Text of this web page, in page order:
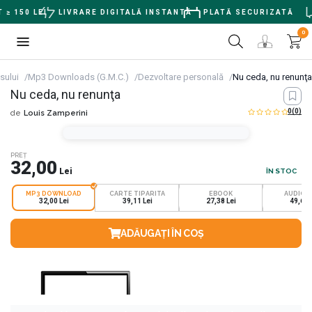
150 LEI LIVRARE DIGITALĂ INSTANTĂ PLATĂ SECURIZATĂ
0
Mp3 Downloads (G.M.C.) Dezvoltare personală Nu ceda, nu renunţa
Nu ceda, nu renunţa
de Louis Zamperini 0(0)
PREȚ
32,00 Lei ÎN STOC
MP3 DOWNLOAD
32,00 Lei
CARTE TIPARITA
39,11 Lei
EBOOK
27,38 Lei 49,68
ADĂUGAȚI ÎN COȘ